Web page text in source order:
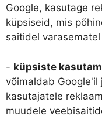
Google, kasutage
küpsiseid, mis
saitidel
- küpsiste
võimaldab
kasutajatele
muudele